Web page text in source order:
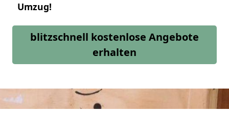
Umzug!
blitzschnell kostenlose Angebote
erhalten